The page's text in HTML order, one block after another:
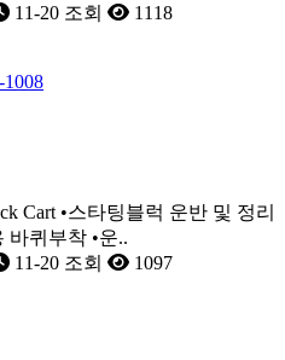
11-20 조회
1118
Cart •스타팅블럭 운반 및 정리
바퀴부착 •운..
11-20 조회
1097